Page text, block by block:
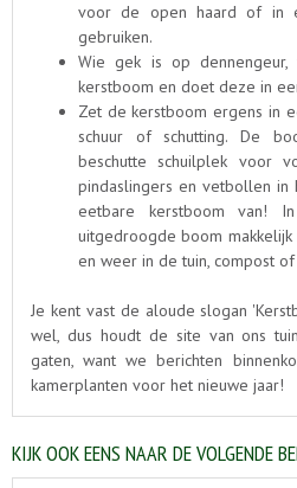
voor de open haard of in
gebruiken.
Wie gek is op
kerstboom en doet deze in
Zet de kerstboom ergens in
schuur of schutting. De
beschutte schuilplek voor
pindaslingers en vetbollen in
eetbare kerstboom van!
uitgedroogde boom makkelijk
en weer in de tuin, compost
Je kent vast de aloude slogan
wel, dus houdt de site van ons
gaten, want we berichten
kamerplanten voor het nieuwe jaar!
KIJK OOK EENS NAAR DE VOLGENDE